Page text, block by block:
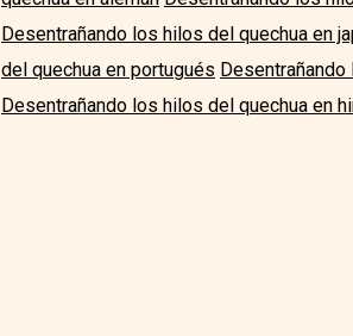
Desentrañando los hilos del quechua en
del quechua en portugués
Desentrañando los hilos del quechua en